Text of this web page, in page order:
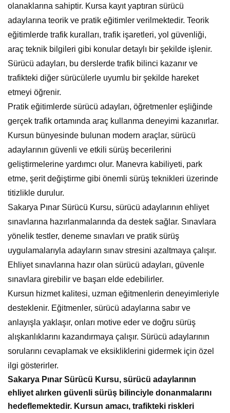
olanaklarına sahiptir. Kursa kayıt yaptıran sürücü
adaylarına teorik ve pratik eğitimler verilmektedir. Teorik
eğitimlerde trafik kuralları, trafik işaretleri, yol güvenliği,
araç teknik bilgileri gibi konular detaylı bir şekilde işlenir.
Sürücü adayları, bu derslerde trafik bilinci kazanır ve
trafikteki diğer sürücülerle uyumlu bir şekilde hareket
etmeyi öğrenir.
Pratik eğitimlerde sürücü adayları, öğretmenler eşliğinde
gerçek trafik ortamında araç kullanma deneyimi kazanırlar.
Kursun bünyesinde bulunan modern araçlar, sürücü
adaylarının güvenli ve etkili sürüş becerilerini
geliştirmelerine yardımcı olur. Manevra kabiliyeti, park
etme, şerit değiştirme gibi önemli sürüş teknikleri üzerinde
titizlikle durulur.
Sakarya Pınar Sürücü Kursu, sürücü adaylarının ehliyet
sınavlarına hazırlanmalarında da destek sağlar. Sınavlara
yönelik testler, deneme sınavları ve pratik sürüş
uygulamalarıyla adayların sınav stresini azaltmaya çalışır.
Ehliyet sınavlarına hazır olan sürücü adayları, güvenle
sınavlara girebilir ve başarı elde edebilirler.
Kursun hizmet kalitesi, uzman eğitmenlerin deneyimleriyle
desteklenir. Eğitmenler, sürücü adaylarına sabır ve
anlayışla yaklaşır, onları motive eder ve doğru sürüş
alışkanlıklarını kazandırmaya çalışır. Sürücü adaylarının
sorularını cevaplamak ve eksikliklerini gidermek için özel
ilgi gösterirler.
Sakarya Pınar Sürücü Kursu, sürücü adaylarının
ehliyet alırken güvenli sürüş bilinciyle donanmalarını
hedeflemektedir. Kursun amacı, trafikteki riskleri